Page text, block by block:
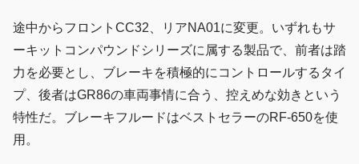
途中からフロントCC32、リアNA01に変更。いずれもサ
ーキットコンパウンドシリーズに属する製品で、前者は踏
力を必要とし、ブレーキを積極的にコントロールするタイ
プ、後者はGR86の車両事情に合う、控えめな効きという
特性だ。ブレーキフルードはベストセラーのRF-650を使
用。